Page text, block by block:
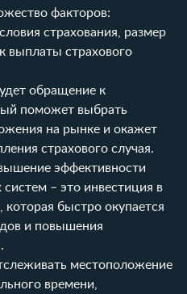
факторов:
страхования, размер
выплаты страхового
обращение к
поможет выбрать
на рынке и окажет
страхового случая.
эффективности
– это инвестиция в
быстро окупается
и повышения
местоположение
времени,